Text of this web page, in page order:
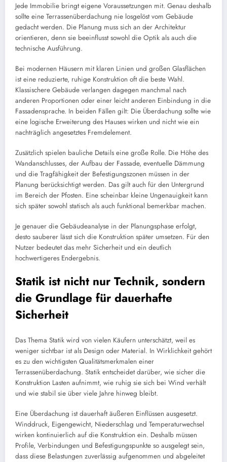
Jede Immobilie bringt eigene Voraussetzungen mit. Genau deshalb
sollte eine Terrassenüberdachung nie losgelöst vom Gebäude
gedacht werden. Die Planung muss sich an der Architektur
orientieren, denn sie beeinflusst sowohl die Optik als auch die
technische Ausführung.
Bei modernen Häusern mit klaren Linien und großen Glasflächen
ist eine reduzierte, ruhige Konstruktion oft die beste Wahl.
Klassischere Gebäude verlangen dagegen manchmal nach
anderen Proportionen oder einer leicht anderen Einbindung in die
Fassadensprache. In beiden Fällen gilt: Die Überdachung sollte wie
eine logische Erweiterung des Hauses wirken und nicht wie ein
nachträglich angesetztes Fremdelement.
Zusätzlich spielen bauliche Details eine große Rolle. Die Höhe des
Wandanschlusses, der Aufbau der Fassade, eventuelle Dämmung
und die Tragfähigkeit der Befestigungszonen müssen in der
Planung berücksichtigt werden. Das gilt auch für den Untergrund
im Bereich der Pfosten. Eine scheinbar kleine Ungenauigkeit kann
sich später sowohl statisch als auch funktional bemerkbar machen.
Je genauer die Gebäudeanalyse in der Planungsphase erfolgt,
desto sauberer lässt sich die Konstruktion später umsetzen. Für den
Nutzer bedeutet das mehr Sicherheit und ein deutlich
hochwertigeres Endergebnis.
Statik ist nicht nur Technik, sondern
die Grundlage für dauerhafte
Sicherheit
Das Thema Statik wird von vielen Käufern unterschätzt, weil es
weniger sichtbar ist als Design oder Material. In Wirklichkeit gehört
es zu den wichtigsten Qualitätsmerkmalen einer
Terrassenüberdachung. Statik entscheidet darüber, wie sicher die
Konstruktion Lasten aufnimmt, wie ruhig sie sich bei Wind verhält
und wie stabil sie über viele Jahre hinweg bleibt.
Eine Überdachung ist dauerhaft äußeren Einflüssen ausgesetzt.
Winddruck, Eigengewicht, Niederschlag und Temperaturwechsel
wirken kontinuierlich auf die Konstruktion ein. Deshalb müssen
Profile, Verbindungen und Befestigungspunkte so ausgelegt sein,
dass diese Belastungen zuverlässig aufgenommen und abgeleitet